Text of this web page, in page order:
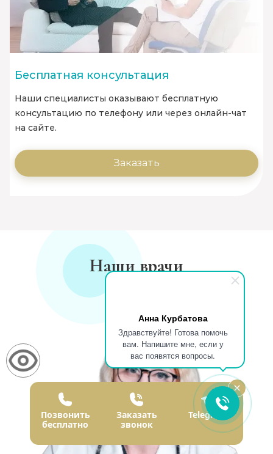
Анна Курбатова
Здравствуйте! Готова помочь
вам. Напишите мне, если у
вас появятся вопросы.
Бесплатная консультация
Наши специалисты оказывают бесплатную
консультацию по телефону или через онлайн-чат
на сайте.
Заказать
Наши врачи
Позвонить
бесплатно
Заказать
звонок
Telegram